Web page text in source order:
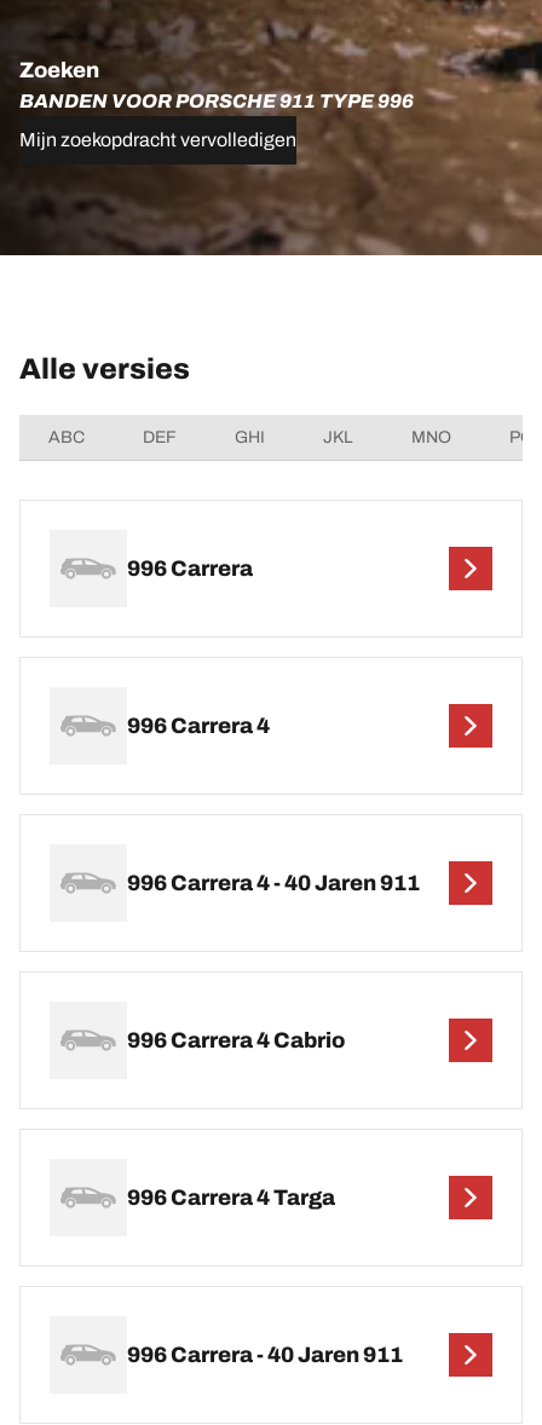
Zoeken
BANDEN VOOR PORSCHE 911 TYPE 996
Mijn zoekopdracht vervolledigen
Alle versies
ABC DEF GHI JKL MNO
996 Carrera
996 Carrera 4
996 Carrera 4 - 40 Jaren 911
996 Carrera 4 Cabrio
996 Carrera 4 Targa
996 Carrera - 40 Jaren 911